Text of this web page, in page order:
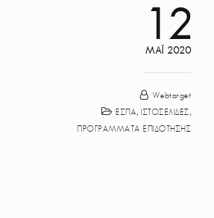
12
ΜΆΙ 2020
Webtarget
ΕΣΠΑ, ΙΣΤΟΣΕΛΙΔΕΣ,
ΠΡΟΓΡΑΜΜΑΤΑ ΕΠΙΔΟΤΗΣΗΣ